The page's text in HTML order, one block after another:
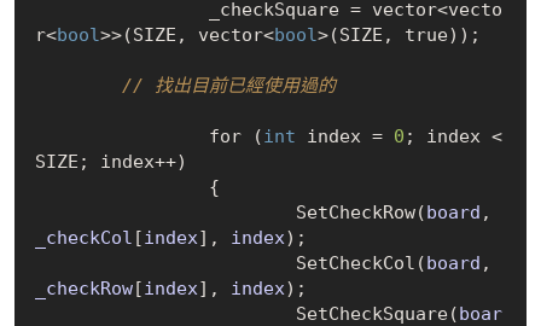
r<bool>>(SIZE, vector<bool>(SIZE, true));
// 找出目前已經使用過的
		for (
int index = 0 ; index <
SIZE; index++)
SetCheckRow(board
_checkCol [index], index) ;
SetCheckCol(board
_checkRow[index], index) ;
SetCheckSquare(boar